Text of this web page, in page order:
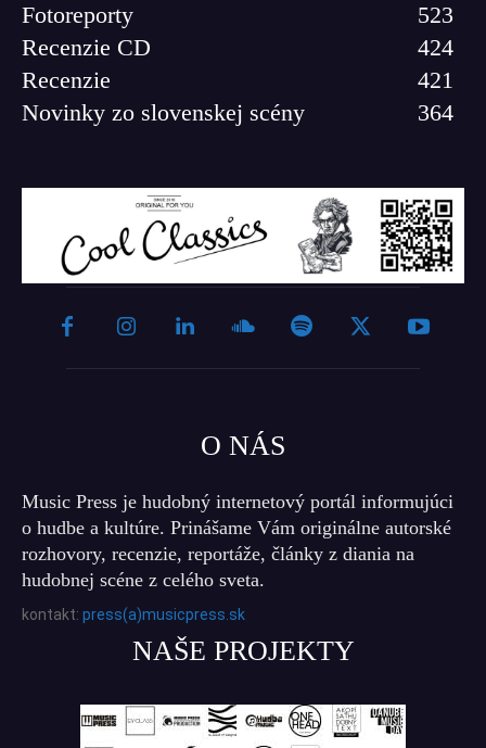
Fotoreporty
523
Recenzie CD
424
Recenzie
421
Novinky zo slovenskej scény
364
O NÁS
Music Press je hudobný internetový portál informujúci
o hudbe a kultúre. Prinášame Vám originálne autorské
rozhovory, recenzie, reportáže, články z diania na
hudobnej scéne z celého sveta.
kontakt: press(a)musicpress.sk
NAŠE PROJEKTY